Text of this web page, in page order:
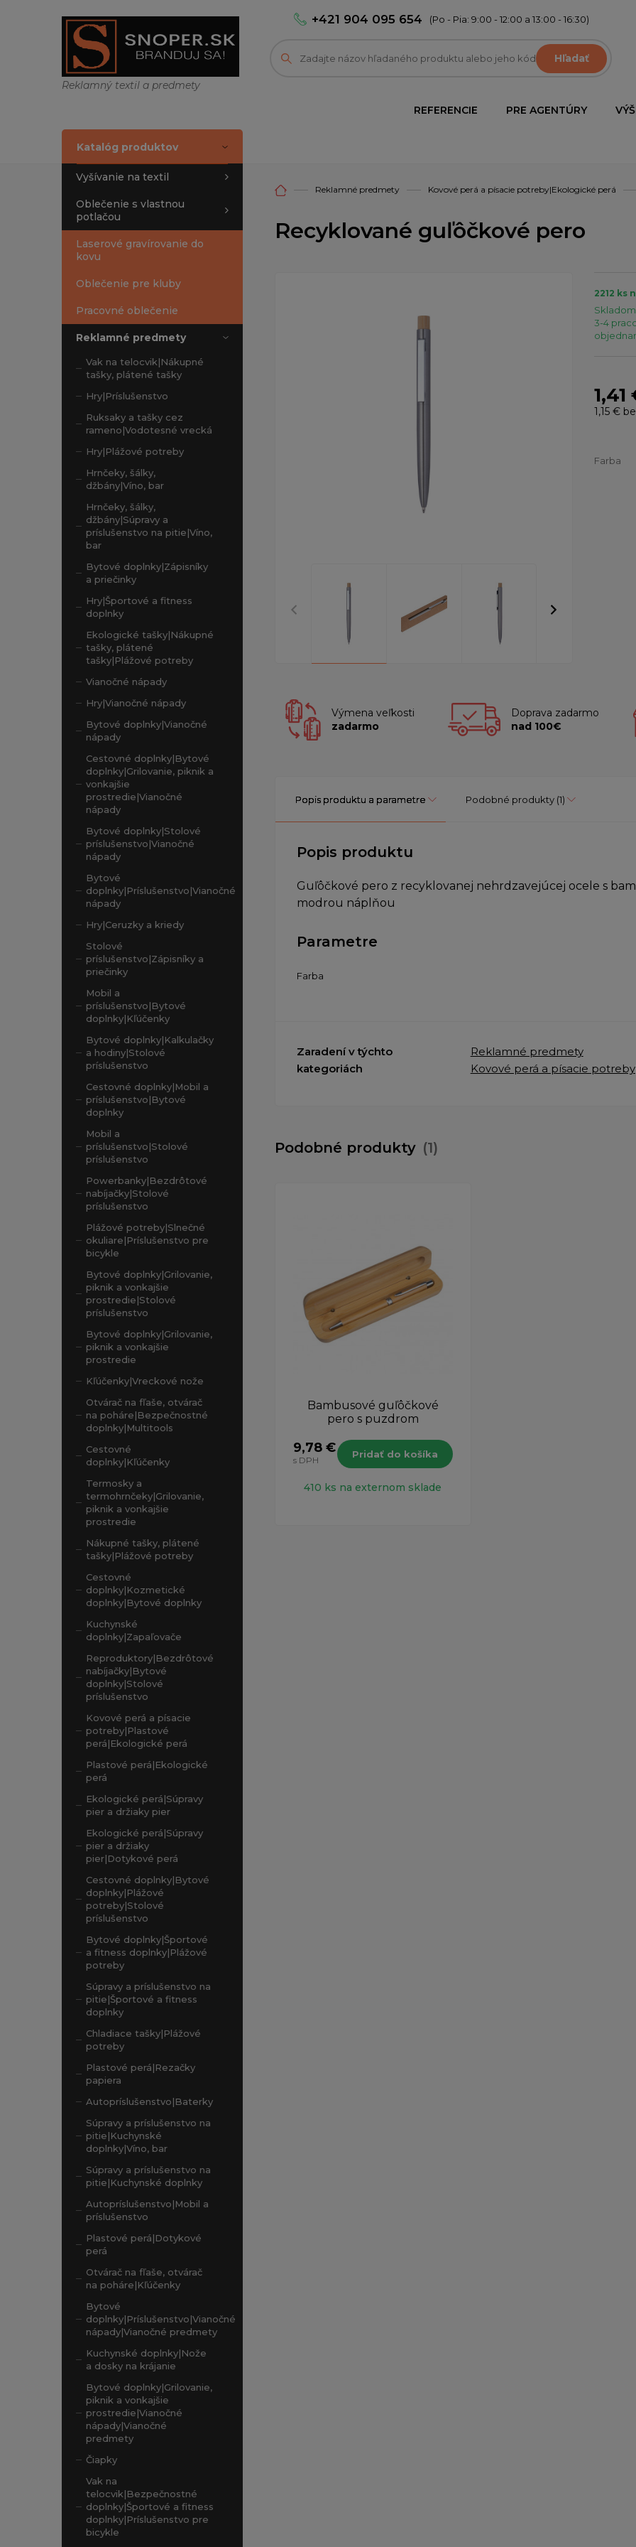
Reklamný textil a predmety
+421 904 095 654 (Po - Pia: 9:00 - 12:00 a 13:00 - 16:30)
Hľadať
REFERENCIE PRE AGENTÚRY
Katalóg produktov
Vyšívanie na textil
Oblečenie s vlastnou
potlačou
Laserové gravírovanie do
kovu
Oblečenie pre kluby
Pracovné oblečenie
Reklamné predmety
Vak na telocvik|Nákupné
tašky, plátené tašky
Hry|Príslušenstvo
Ruksaky a tašky cez
rameno|Vodotesné vrecká
Hry|Plážové potreby
Hrnčeky, šálky,
džbány|Víno, bar
Hrnčeky, šálky,
džbány|Súpravy a
príslušenstvo na pitie|Víno,
bar
Bytové doplnky|Zápisníky
a priečinky
Hry|Športové a fitness
doplnky
Ekologické tašky|Nákupné
tašky, plátené
tašky|Plážové potreby
Vianočné nápady
Hry|Vianočné nápady
Bytové doplnky|Vianočné
nápady
Cestovné doplnky|Bytové
doplnky|Grilovanie, piknik a
vonkajšie
prostredie|Vianočné
nápady
Bytové doplnky|Stolové
príslušenstvo|Vianočné
nápady
Bytové
doplnky|Príslušenstvo|Vianočné
nápady
Hry|Ceruzky a kriedy
Stolové
príslušenstvo|Zápisníky a
priečinky
Mobil a
príslušenstvo|Bytové
doplnky|Kľúčenky
Bytové doplnky|Kalkulačky
a hodiny|Stolové
príslušenstvo
Cestovné doplnky|Mobil a
príslušenstvo|Bytové
doplnky
Mobil a
príslušenstvo|Stolové
príslušenstvo
Powerbanky|Bezdrôtové
nabíjačky|Stolové
príslušenstvo
Plážové potreby|Slnečné
okuliare|Príslušenstvo pre
bicykle
Bytové doplnky|Grilovanie,
piknik a vonkajšie
prostredie|Stolové
príslušenstvo
Bytové doplnky|Grilovanie,
piknik a vonkajšie
prostredie
Kľúčenky|Vreckové nože
Otvárač na fľaše, otvárač
na poháre|Bezpečnostné
doplnky|Multitools
Cestovné
doplnky|Kľúčenky
Termosky a
termohrnčeky|Grilovanie,
piknik a vonkajšie
prostredie
Nákupné tašky, plátené
tašky|Plážové potreby
Cestovné
doplnky|Kozmetické
doplnky|Bytové doplnky
Kuchynské
doplnky|Zapaľovače
Reproduktory|Bezdrôtové
nabíjačky|Bytové
doplnky|Stolové
príslušenstvo
Kovové perá a písacie
potreby|Plastové
perá|Ekologické perá
Plastové perá|Ekologické
perá
Ekologické perá|Súpravy
pier a držiaky pier
Ekologické perá|Súpravy
pier a držiaky
pier|Dotykové perá
Cestovné doplnky|Bytové
doplnky|Plážové
potreby|Stolové
príslušenstvo
Bytové doplnky|Športové
a fitness doplnky|Plážové
potreby
Súpravy a príslušenstvo na
pitie|Športové a fitness
doplnky
Chladiace tašky|Plážové
potreby
Plastové perá|Rezačky
papiera
Autopríslušenstvo|Baterky
Súpravy a príslušenstvo na
pitie|Kuchynské
doplnky|Víno, bar
Súpravy a príslušenstvo na
pitie|Kuchynské doplnky
Autopríslušenstvo|Mobil a
príslušenstvo
Plastové perá|Dotykové
perá
Otvárač na fľaše, otvárač
na poháre|Kľúčenky
Bytové
doplnky|Príslušenstvo|Vianočné
nápady|Vianočné predmety
Kuchynské doplnky|Nože
a dosky na krájanie
Bytové doplnky|Grilovanie,
piknik a vonkajšie
prostredie|Vianočné
nápady|Vianočné
predmety
Čiapky
Vak na
telocvik|Bezpečnostné
doplnky|Športové a fitness
doplnky|Príslušenstvo pre
bicykle
Reklamné predmety Kovové perá a písacie potreby|Ekologické perá
Recyklované guľôčkové pero
2212 ks
3-4
1,41
1,15 €
Farba
Výmena veľkosti
zadarmo
Doprava zadarmo
nad 100€
Popis produktu a parametre Podobné produkty (1)
Popis produktu
Guľôčkové pero z recyklovanej nehrdzavejúcej ocele s
modrou náplňou
Parametre
Farba
Zaradení v týchto
kategoriách
Reklamné predmety
Kovové perá a písacie
Podobné produkty (1)
Bambusové guľôčkové
pero s puzdrom
9,78 €
s DPH
Pridať do košíka
410 ks na externom sklade